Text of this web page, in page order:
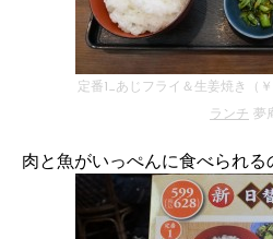
定番1_あじフライ＆生姜焼き（
ランチ 夢
肉と魚がいっぺんに食べられる